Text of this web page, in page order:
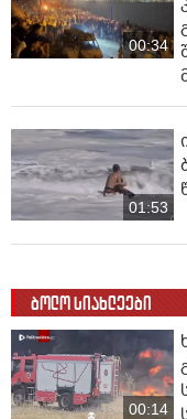
00:34
01:53
ბოლო სიახლეები
00:14